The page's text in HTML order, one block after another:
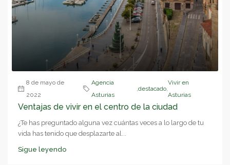
8 de mayo de
2022
Agencia
Asturias
,destacado,
Vivir en
Asturias
Ventajas de vivir en el centro de la ciudad
¿Te has preguntado alguna vez cuántas veces a lo largo de tu
vida has tenido que desplazarte al...
Sigue leyendo